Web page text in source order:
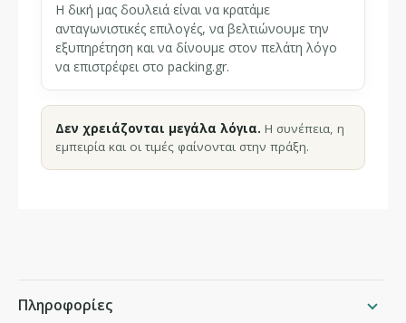
Η δική μας δουλειά είναι να κρατάμε
ανταγωνιστικές επιλογές, να βελτιώνουμε την
εξυπηρέτηση και να δίνουμε στον πελάτη λόγο
να επιστρέφει στο packing.gr.
Δεν χρειάζονται μεγάλα λόγια. Η συνέπεια, η
εμπειρία και οι τιμές φαίνονται στην πράξη.
Πληροφορίες